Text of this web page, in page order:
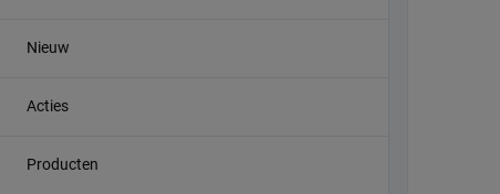
Nieuw
Acties
Producten